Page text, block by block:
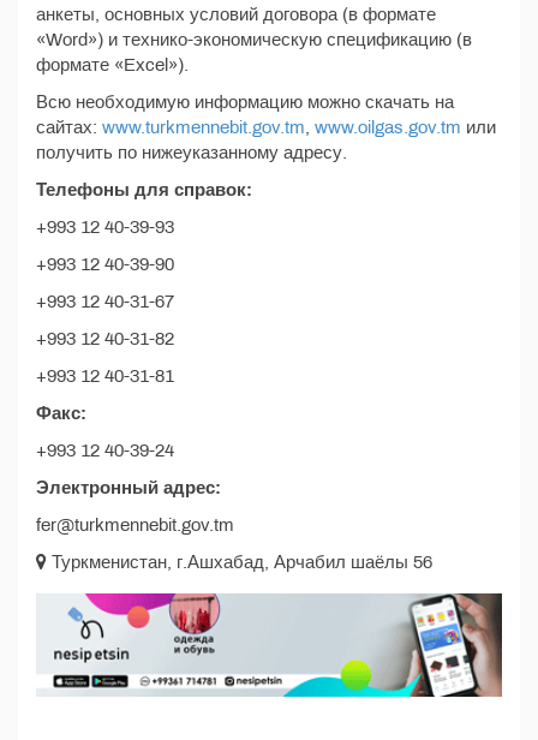
анкеты, основных условий договора (в формате
«Word») и технико-экономическую спецификацию (в
формате «Excel»).
Всю необходимую информацию можно скачать на
сайтах: www.turkmennebit.gov.tm www.oilgas.gov.tm или
получить по нижеуказанному адресу.
Телефоны для справок:
+993 12 40-39-93
+993 12 40-39-90
+993 12 40-31-67
+993 12 40-31-82
+993 12 40-31-81
Факс:
+993 12 40-39-24
Электронный адрес:
fer@turkmennebit.gov.tm
Туркменистан, г.Ашхабад, Арчабил шаёлы 56